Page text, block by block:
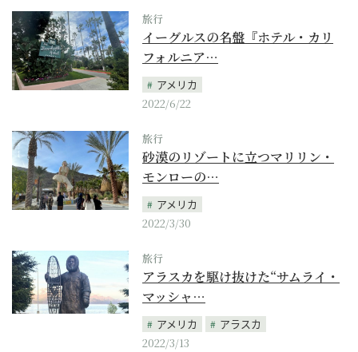
旅行
イーグルスの名盤『ホテル・カリ
フォルニア…
アメリカ
2022/6/22
旅行
砂漠のリゾートに立つマリリン・
モンローの…
アメリカ
2022/3/30
旅行
アラスカを駆け抜けた“サムライ・
マッシャ…
アメリカ
アラスカ
2022/3/13